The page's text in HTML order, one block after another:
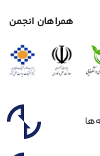
همراهان انجمن